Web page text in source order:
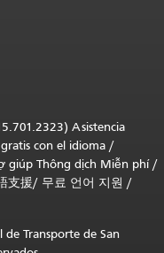
Asistencia
con el idioma /
giúp Thông dịch Miễn phí/
支援/ 무료 언어 지원 /
Transporte de San